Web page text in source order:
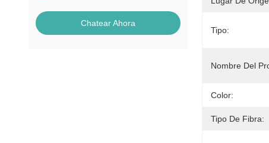
Chatear Ahora
Tipo:
Nombre Del
Color:
Tipo De Fibra: